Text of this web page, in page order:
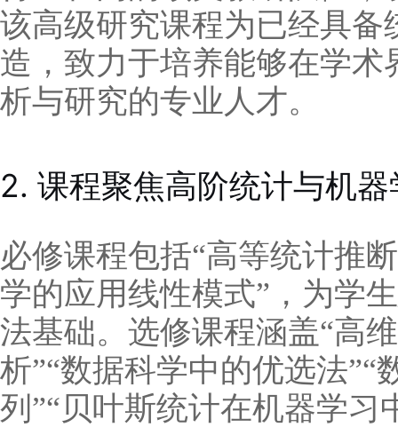
该高级研究课程为已经具
造，致力于培养能够在学
析与研究的专业人才。
2. 课程聚焦高阶统计与机
必修课程包括“高等统计推
学的应用线性模式”，为学
法基础。选修课程涵盖“高
析”“数据科学中的优选法”“
列”“贝叶斯统计在机器学习